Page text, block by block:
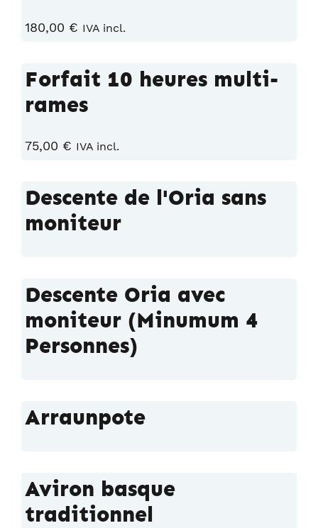
180,00 € IVA incl.
Forfait 10 heures multi-
rames
75,00 € IVA incl.
Descente de l'Oria sans
moniteur
Descente Oria avec
moniteur (Minumum 4
Personnes)
Arraunpote
Aviron basque
traditionnel